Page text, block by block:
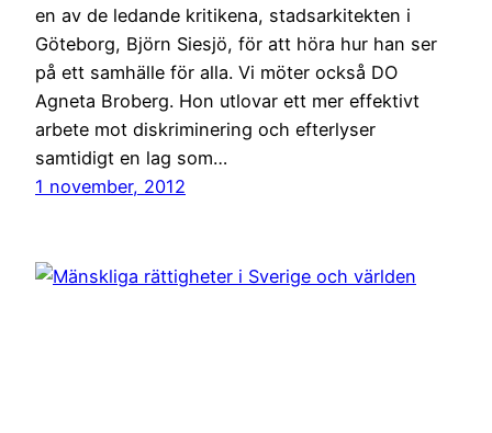
en av de ledande kritikena, stadsarkitekten i
Göteborg, Björn Siesjö, för att höra hur han ser
på ett samhälle för alla. Vi möter också DO
Agneta Broberg. Hon utlovar ett mer effektivt
arbete mot diskriminering och efterlyser
samtidigt en lag som…
1 november, 2012